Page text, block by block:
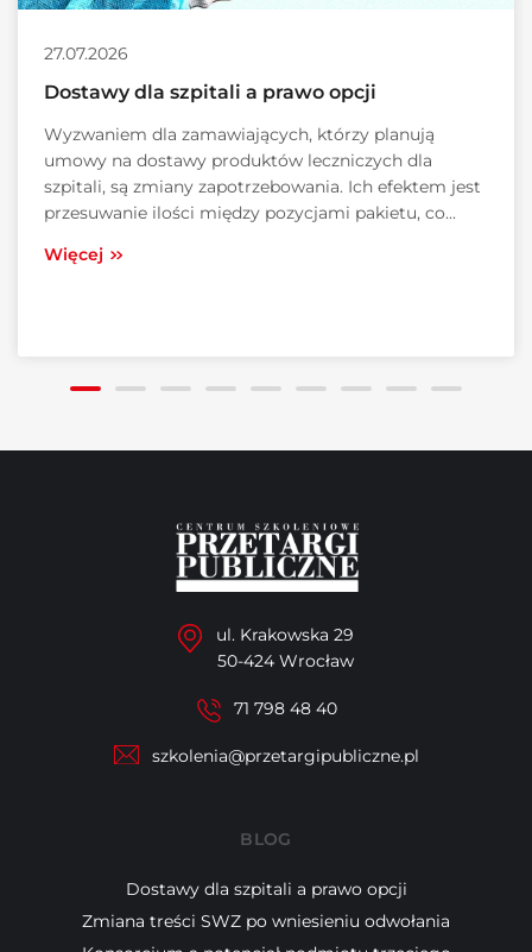
27.07.2026
Dostawy dla szpitali a prawo opcji
Wyzwaniem dla zamawiających, którzy planują
umowy na dostawy produktów leczniczych dla
szpitali, są zmiany zapotrzebowania. Ich efektem jest
przesuwanie ilości między pozycjami pakietu, co...
Więcej
ul. Krakowska 29
50-424 Wrocław
71 798 48 40
szkolenia@przetargipubliczne.pl
BLOG
Dostawy dla szpitali a prawo opcji
Zmiana treści SWZ po wniesieniu odwołania